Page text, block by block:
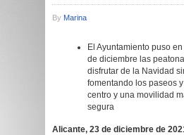
By Marina
El Ayuntamiento puso
de diciembre las
disfrutar de la Navidad
fomentando los paseos
centro y una movilidad
segura
Alicante, 23 de diciembre de